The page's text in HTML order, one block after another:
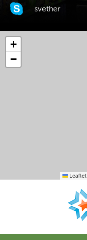
svether
+
−
Leaflet